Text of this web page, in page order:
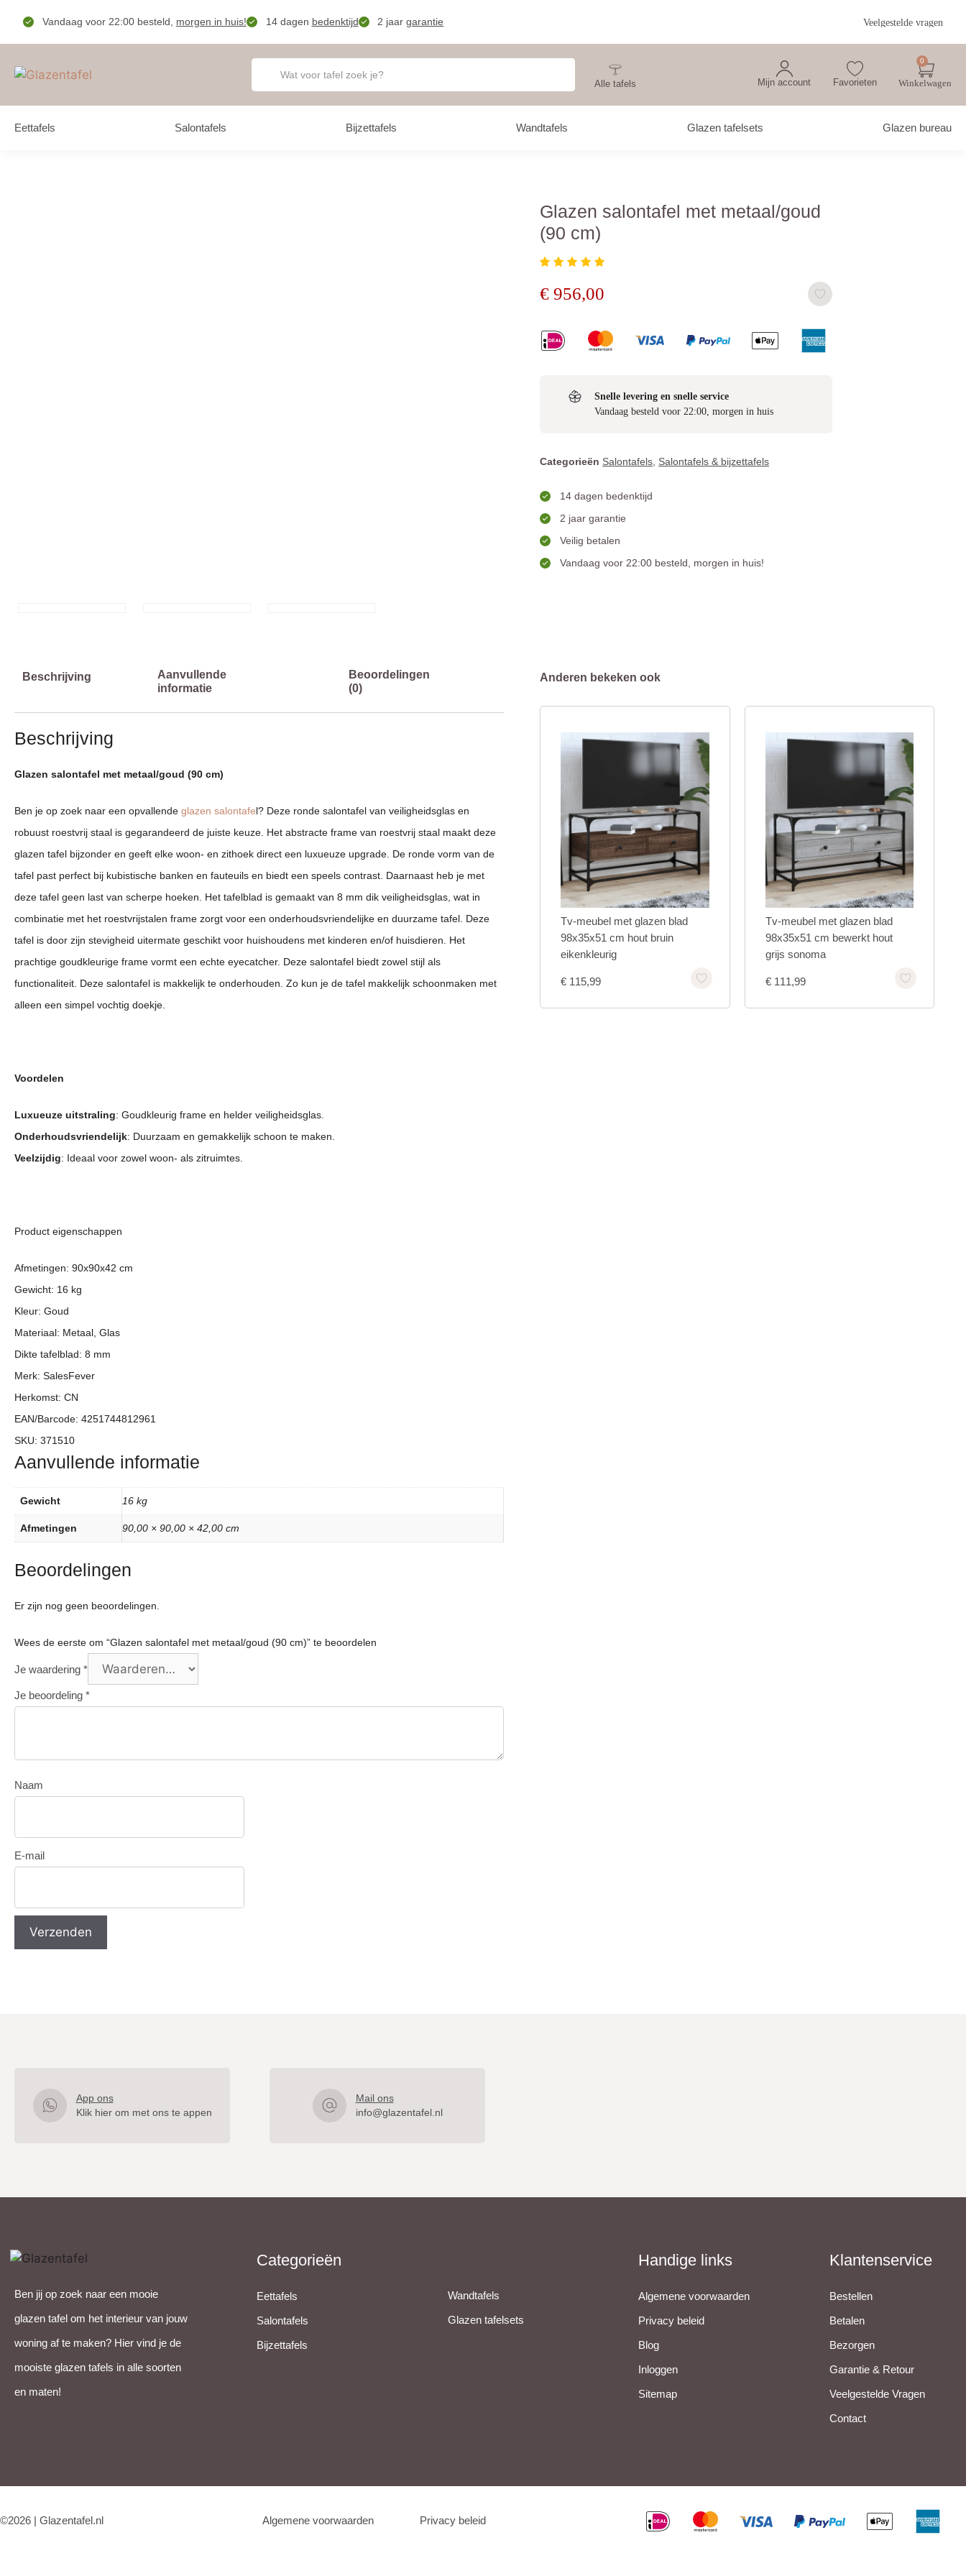
Vandaag voor 22:00 besteld, morgen in huis! 14 dagen bedenktijd 2 jaargarantie Veelgestelde vragen
Alle tafels Mijn account Favorieten
0
Eettafels Salontafels Bijzettafels Wandtafels Glazen tafelsets Glazen bureau
Glazen salontafel met metaal/goud
(90 cm)
€ 956,00
Snelle levering en snelle service
Vandaag besteld voor 22:00, morgen in huis
Categorieën Salontafels Salontafels & bijzettafels
14 dagen bedenktijd
2 jaar garantie
Veilig betalen
Vandaag voor 22:00 besteld, morgen in huis!
Beschrijving
Aanvullende
informatie
Beoordelingen
(0)
Beschrijving
Glazen salontafel met metaal/goud (90 cm)
Ben je op zoek naar een opvallende glazen salontafel? Deze ronde salontafel van veiligheidsglas en
robuust roestvrij staal is gegarandeerd de juiste keuze. Het abstracte frame van roestvrij staal maakt deze
glazen tafel bijzonder en geeft elke woon- en zithoek direct een luxueuze upgrade. De ronde vorm van de
tafel past perfect bij kubistische banken en fauteuils en biedt een speels contrast. Daarnaast heb je met
deze tafel geen last van scherpe hoeken. Het tafelblad is gemaakt van 8 mm dik veiligheidsglas, wat in
combinatie met het roestvrijstalen frame zorgt voor een onderhoudsvriendelijke en duurzame tafel. Deze
tafel is door zijn stevigheid uitermate geschikt voor huishoudens met kinderen en/of huisdieren. Het
prachtige goudkleurige frame vormt een echte eyecatcher. Deze salontafel biedt zowel stijl als
functionaliteit. Deze salontafel is makkelijk te onderhouden. Zo kun je de tafel makkelijk schoonmaken met
alleen een simpel vochtig doekje.
Voordelen
Luxueuze uitstraling: Goudkleurig frame en helder veiligheidsglas.
Onderhoudsvriendelijk: Duurzaam en gemakkelijk schoon te maken.
Veelzijdig: Ideaal voor zowel woon- als zitruimtes.
Product eigenschappen
Afmetingen: 90x90x42 cm
Gewicht: 16 kg
Kleur: Goud
Materiaal: Metaal, Glas
Dikte tafelblad: 8 mm
Merk: SalesFever
Herkomst: CN
EAN/Barcode: 4251744812961
SKU: 371510
Aanvullende informatie
Gewicht 16 kg
Afmetingen 90,00 × 90,00 × 42,00 cm
Beoordelingen
Er zijn nog geen beoordelingen.
Wees de eerste om “Glazen salontafel met metaal/goud (90 cm)” te beoordelen
Je waardering *
Je beoordeling *
Naam
E-mail
Anderen bekeken ook
Tv-meubel met glazen blad
98x35x51 cm hout bruin
eikenkleurig
€ 115,99
Tv-meubel met glazen blad
98x35x51 cm bewerkt hout
grijs sonoma
€111,99
App ons
Klik hier om met ons te appen
Mail ons
info@glazentafel.nl
Ben jij op zoek naar een mooie
glazen tafel om het interieur van jouw
woning af te maken? Hier vind je de
mooiste glazen tafels in alle soorten
en maten!
Categorieën
Eettafels
Salontafels
Bijzettafels
Wandtafels
Glazen tafelsets
Handige links
Algemene voorwaarden
Privacy beleid
Blog
Inloggen
Sitemap
Klantenservice
Bestellen
Betalen
Bezorgen
Garantie & Retour
Veelgestelde Vragen
Contact
©2026 | Glazentafel.nl Algemene voorwaarden Privacy beleid